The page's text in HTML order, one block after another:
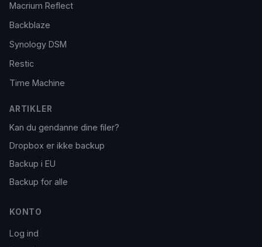
Macrium Reflect
Backblaze
Synology DSM
Restic
Time Machine
ARTIKLER
Kan du gendanne dine filer?
Dropbox er ikke backup
Backup i EU
Backup for alle
KONTO
Log ind